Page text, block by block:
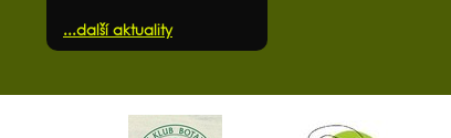
...další aktuality